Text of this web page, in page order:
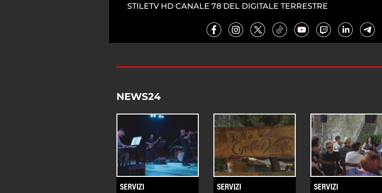
STILETV HD CANALE 78 DEL DIGITALE TERRESTRE
NEWS24
SERVIZI SERVIZI SERVIZI